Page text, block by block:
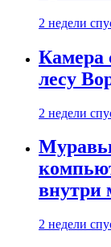
2 недели
Камера
лесу
2 недели
внутри
2 недели